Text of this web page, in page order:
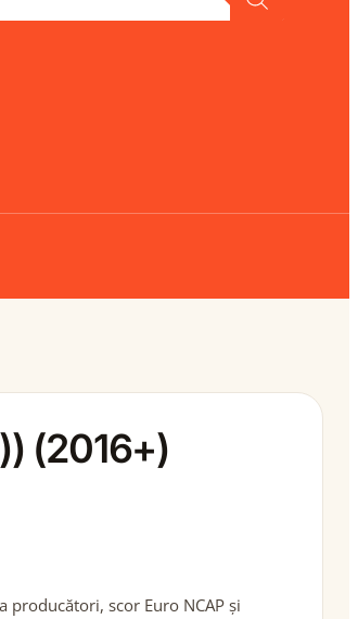
(2016+)
producători, scor Euro NCAP și